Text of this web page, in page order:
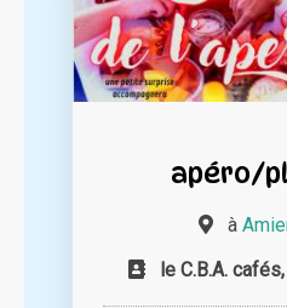
apéro/
à
le C.B.A.